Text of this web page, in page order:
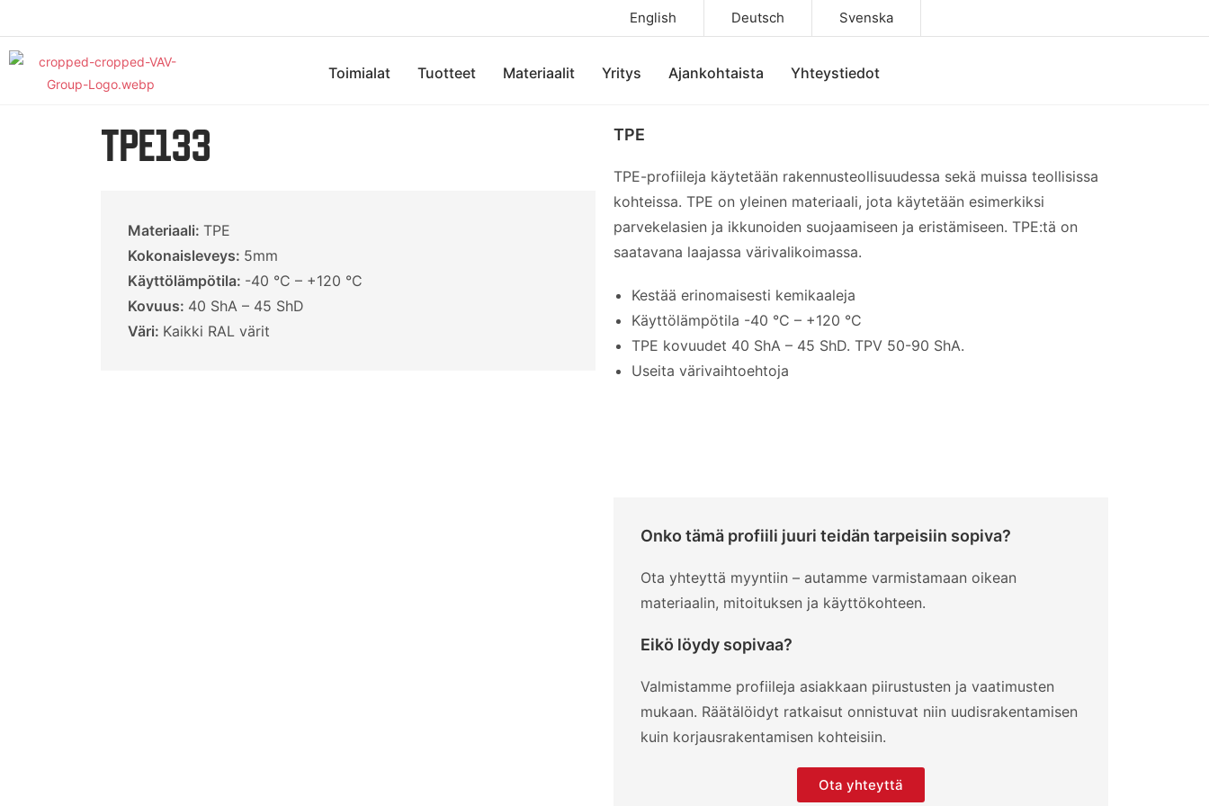
English Deutsch Svenska
Toimialat Tuotteet Materiaalit Yritys Ajankohtaista Yhteystiedot
TPE133
Materiaali: TPE
Kokonaisleveys: 5mm
Käyttölämpötila: -40 °C – +120 °C
Kovuus: 40 ShA – 45 ShD
Väri: Kaikki RAL värit
TPE
TPE-profiileja käytetään rakennusteollisuudessa sekä muissa teollisissa
kohteissa. TPE on yleinen materiaali, jota käytetään esimerkiksi
parvekelasien ja ikkunoiden suojaamiseen ja eristämiseen. TPE:tä on
saatavana laajassa värivalikoimassa.
Kestää erinomaisesti kemikaaleja
Käyttölämpötila -40 °C – +120 °C
TPE kovuudet 40 ShA – 45 ShD. TPV 50-90 ShA.
Useita värivaihtoehtoja
Onko tämä profiili juuri teidän tarpeisiin sopiva?
Ota yhteyttä myyntiin – autamme varmistamaan oikean
materiaalin, mitoituksen ja käyttökohteen.
Eikö löydy sopivaa?
Valmistamme profiileja asiakkaan piirustusten ja vaatimusten
mukaan. Räätälöidyt ratkaisut onnistuvat niin uudisrakentamisen
kuin korjausrakentamisen kohteisiin.
Ota yhteyttä